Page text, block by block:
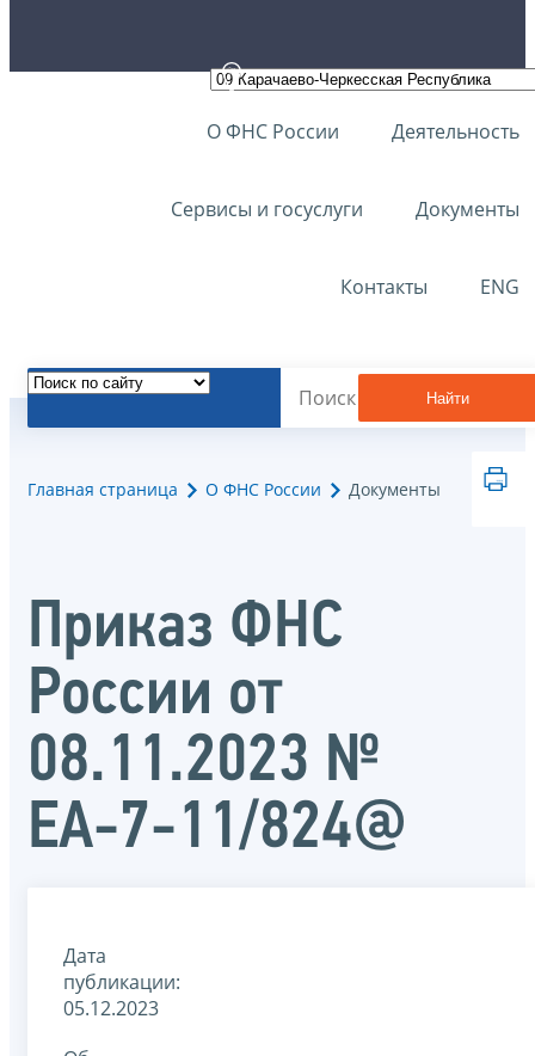
О ФНС России Деятельность
Сервисы и госуслуги Документы
Контакты ENG
Найти
Главная страница О ФНС России Документы
Приказ ФНС
России от
08.11.2023 №
ЕА-7-11/824@
Дата
публикации:
05.12.2023